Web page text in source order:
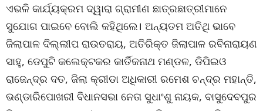
ଏଭଳି କାର୍ଯ୍ୟକ୍ରମ ଦ୍ୱାରା ଗ୍ରାମୀଣ ଛାତ୍ରଛାତ୍ରୀମାନେ
ସୁଯୋଗ ପାଇବେ ବୋଲି କହିଥିଲେ। ଅନ୍ୟତମ ଅତିଥି ଭାବେ
ଜିଲାପାଳ ଦିଲ୍ଲୀପ ରାଉତରାୟ, ଅତିରିକ୍ତ ଜିଲାପାଳ ରବିନାରାୟଣ
ସାହୁ, ଡେପୁଟି କଲେକ୍ଟକର କାର୍ତିକନାଥ ମଣ୍ଡଳ, ଡିପିଇଓ
ରାଜେନ୍ଦ୍ର ଦତ, ଜିଲା କ୍ରୀଡା ଅଧିକାରୀ ରମେଶ ଚନ୍ଦ୍ର ମହାନ୍ତି,
ଭଣ୍ଡାରିପୋଖରୀ ବିଧାନସଭା ନେତା ସୁଧାଂଶୁ ନାୟକ, ବାସୁଦେବପୁର